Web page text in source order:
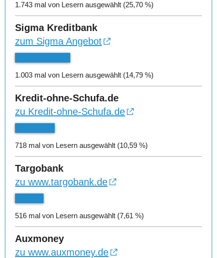
1.743 mal von Lesern ausgewählt (25,70 %)
Sigma Kreditbank
zum Sigma Angebot
1.003 mal von Lesern ausgewählt (14,79 %)
Kredit-ohne-Schufa.de
zu Kredit-ohne-Schufa.de
718 mal von Lesern ausgewählt (10,59 %)
Targobank
zu www.targobank.de
516 mal von Lesern ausgewählt (7,61 %)
Auxmoney
zu www.auxmoney.de